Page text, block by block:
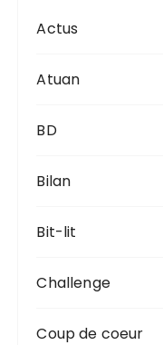
Actus
Atuan
BD
Bilan
Bit-lit
Challenge
Coup de coeur